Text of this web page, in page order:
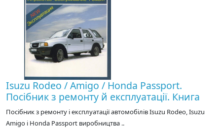
Isuzu Rodeo / Amigo / Honda Passport.
Посібник з ремонту й експлуатації. Книга
Посібник з ремонту і експлуатації автомобілів Isuzu Rodeo, Isuzu
Amigo і Honda Passport виробництва ..